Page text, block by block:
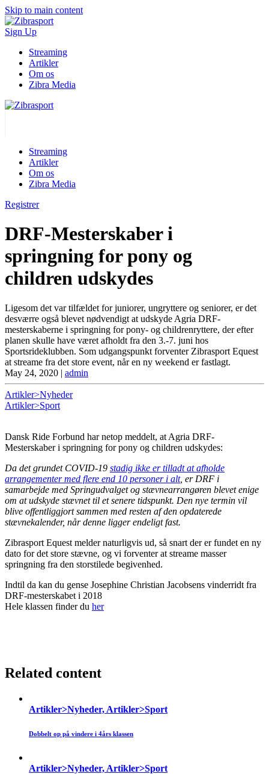
Skip to main content
Sign Up
Streaming
Artikler
Om os
Zibra Media
Streaming
Artikler
Om os
Zibra Media
Registrer
DRF-Mesterskaber i
springning for pony og
children udskydes
Ligesom det var tilfældet for juniorer, ungryttere og seniorer, er det
desværre også blevet nødvendigt at udskyde Agria DRF-
mesterskaberne i springning for pony- og childrenryttere, der efter
planen skulle have været afholdt fra den 3.-7. juni hos
Sportsrideklubben. Som udgangspunkt forventer Zibrasport Equest
at streame fra det store event, når en ny weekend er fastlagt.
May 24, 2020 | admin
Artikler>Nyheder
Artikler>Sport
Dansk Ride Forbund har netop meddelt, at Agria DRF-
Mesterskaber i springning for pony og children udskydes:
Da det grundet COVID-19 stadig ikke er tilladt at afholde
arrangementer med flere end 10 personer i alt, er DRF i
samarbejde med Springudvalget og stævnearrangøren blevet enige
om at udskyde stævnet til et senere tidspunkt. Den nye termin vil
blive offentliggjort sammen med resten af den opdaterede
stævnekalender, når denne ligger endeligt fast.
Zibrasport Equest melder naturligvis ud, så snart der er fundet en ny
dato for det store stævne, og vi forventer at streame masser
springning fra den storstilede begivenhed.
Indtil da kan du gense Josephine Christian Jacobsens vinderridt fra
DRF-mesterskabet i 2018
Hele klassen finder du her
Related content
Artikler>Nyheder, Artikler>Sport
Dobbelt op på vindere i 4års klassen
Artikler>Nyheder, Artikler>Sport